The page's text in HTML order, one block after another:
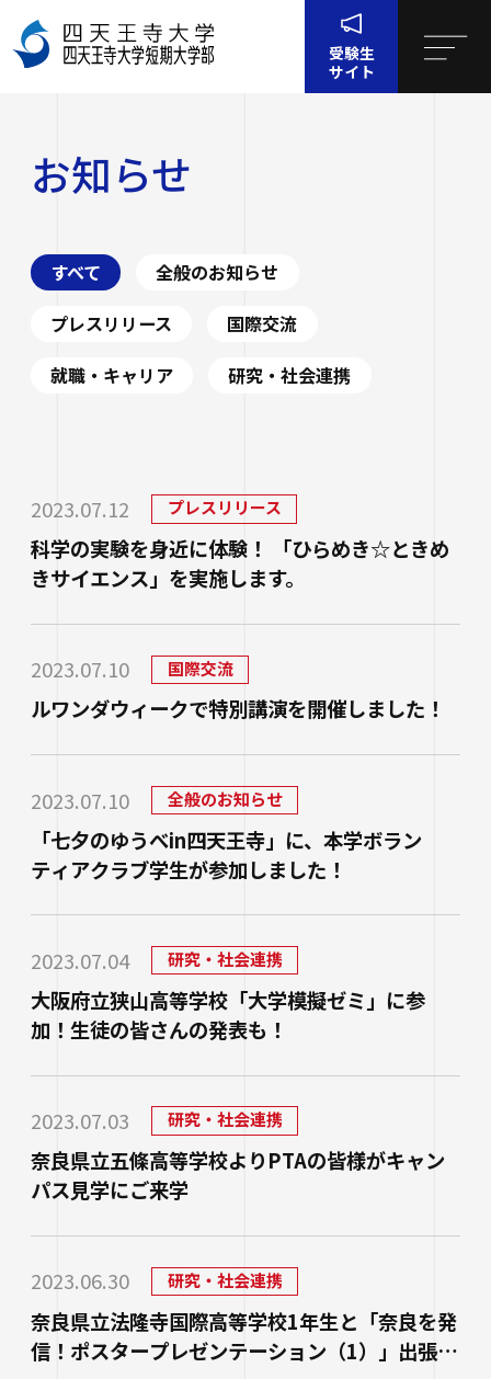
受験生
サイト
四天王寺大学について
学長挨拶
大学学章・ロゴ・学歌・応援歌
教育研究上の目的・3つのポリシー
四天王寺大学の取り組み
学生広報スタッフ
大学へのご寄付について
交通アクセス
キャンパスマップ・施設紹介
大学広報・報道関係
報道関係／取材等のお問い合わせ
大学・大学院・短大
文学部
教育学部
経営学部
人文社会学部（2023年度以前入学生）
社会学部人間福祉学科（2026年度以前入学
生）
経営学部（2026年度以前入学生）
短期大学部
Webシラバス科目一覧
学生生活
学費
奨学金
学生支援
クラス担任制
学生サポートフロア
障害学生支援
保健センター
学生相談室
性の多様性についての基本方針
ハラスメントに関する相談
生活支援
スクールバス
学生寮
アルバイト紹介
落とし物・忘れ物
就職・キャリア支援
キャリアセンター
教職教育推進センター
講座案内・行事予定
あべのハルカスサテライトキャンパス
キャリア教育
免許・資格
卒業生紹介
進路状況
卒業生の就職支援について
研究・社会連携
学び
数理・データサイエンス・AI教育プログラム
仏教文化研究所
研究
外部研究費（科研費等）
学内研究費
社会連携
地域連携・研究推進センター
自治体・企業・団体との連携協定一覧
高大連携プログラム
みらい科学教育推進室
看護実践開発研究センター ～実施プログラム
国際交流
国際交流
グローバル教育センター（ランゲージプラザi
-Talk）
留学体験VOICE
海外渡航プログラム
キャンパスで国際交流
留学希望者向け情報
奨学金
関連サイト
学校法人四天王寺学園
四天王寺高等学校／中学校
四天王寺東高等学校／中学校
四天王寺小学校
四天王寺大学同窓会
受験生の方
在学生の方
保護者の方
卒業生の方
企業・一般の方
教職員サイト
学生ポータルサイト
四天王寺大学公式SNS
LINE Instagram
お知らせ
すべて
全般のお知らせ
プレスリリース
国際交流
就職・キャリア
研究・社会連携
2023.07.12 プレスリリース
科学の実験を身近に体験！ 「ひらめき☆ときめ
きサイエンス」を実施します。
2023.07.10 国際交流
ルワンダウィークで特別講演を開催しました！
2023.07.10 全般のお知らせ
「七夕のゆうべin四天王寺」に、本学ボラン
ティアクラブ学生が参加しました！
2023.07.04 研究・社会連携
大阪府立狭山高等学校「大学模擬ゼミ」に参
加！生徒の皆さんの発表も！
2023.07.03 研究・社会連携
奈良県立五條高等学校よりPTAの皆様がキャン
パス見学にご来学
2023.06.30 研究・社会連携
奈良県立法隆寺国際高等学校1年生と「奈良を発
信！ポスタープレゼンテーション（1）」出張授